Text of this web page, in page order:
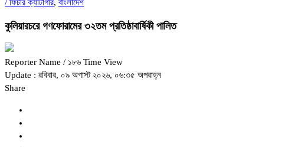
/ ফিচার ক্যাটাগরি, বাংলাদেশ
কুলিয়ারচরে গণফোরামের ৩২তম প্রতিষ্ঠাবার্ষিকী পালিত
Reporter Name / ১৮৬ Time View
Update : রবিবার, ০৯ অগাস্ট ২০২৬, ০৬:৩৫ অপরাহ্ন
Share